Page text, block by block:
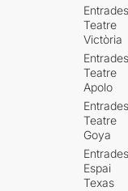
Entrades
Teatre
Victòria
Entrades
Teatre
Apolo
Entrades
Teatre
Goya
Entrades
Espai
Texas